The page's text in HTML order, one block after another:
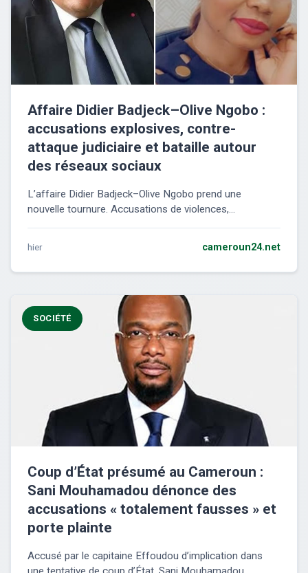
Affaire Didier Badjeck–Olive Ngobo :
accusations explosives, contre-
attaque judiciaire et bataille autour
des réseaux sociaux
L’affaire Didier Badjeck–Olive Ngobo prend une
nouvelle tournure. Accusations de violences,...
hier cameroun24.net
SOCIÉTÉ
Coup d’État présumé au Cameroun :
Sani Mouhamadou dénonce des
accusations « totalement fausses » et
porte plainte
Accusé par le capitaine Effoudou d’implication dans